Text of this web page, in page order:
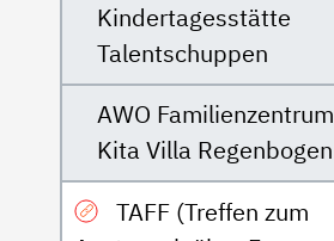
Kindertagesstätte
Talentschuppen
AWO Familienzentrum
Kita Villa Regenbogen
TAFF (Treffen zum